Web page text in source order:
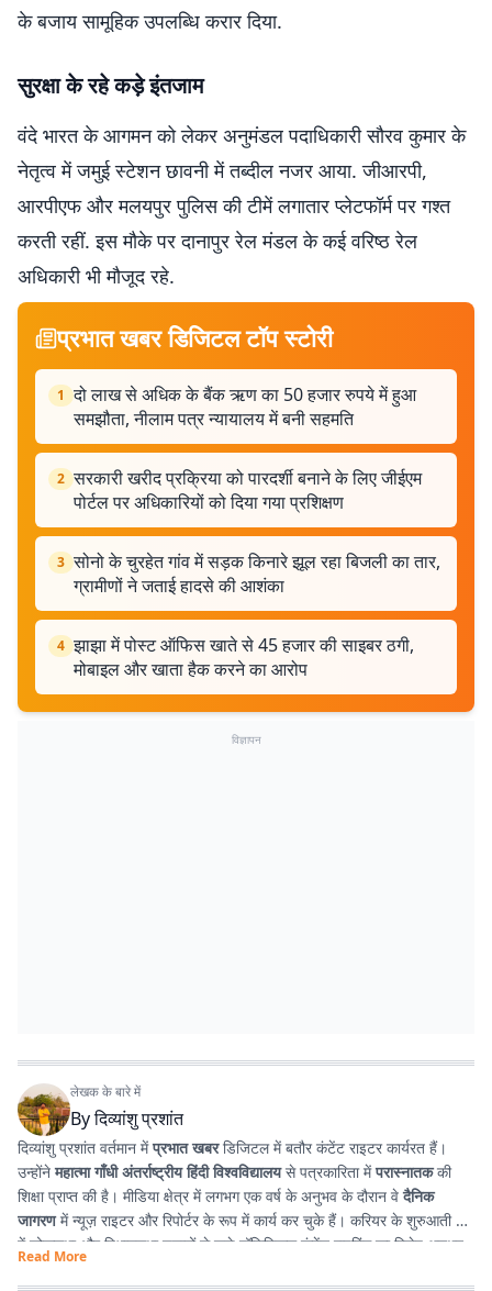
के बजाय सामूहिक उपलब्धि करार दिया.
सुरक्षा के रहे कड़े इंतजाम
वंदे भारत के आगमन को लेकर अनुमंडल पदाधिकारी सौरव कुमार के
नेतृत्व में जमुई स्टेशन छावनी में तब्दील नजर आया. जीआरपी,
आरपीएफ और मलयपुर पुलिस की टीमें लगातार प्लेटफॉर्म पर गश्त
करती रहीं. इस मौके पर दानापुर रेल मंडल के कई वरिष्ठ रेल
अधिकारी भी मौजूद रहे.
प्रभात खबर डिजिटल टॉप स्टोरी
1 दो लाख से अधिक के बैंक ऋण का 50 हजार रुपये में हुआ
समझौता, नीलाम पत्र न्यायालय में बनी सहमति
2 सरकारी खरीद प्रक्रिया को पारदर्शी बनाने के लिए जीईएम
पोर्टल पर अधिकारियों को दिया गया प्रशिक्षण
3 सोनो के चुरहेत गांव में सड़क किनारे झूल रहा बिजली का तार,
ग्रामीणों ने जताई हादसे की आशंका
4 झाझा में पोस्ट ऑफिस खाते से 45 हजार की साइबर ठगी,
मोबाइल और खाता हैक करने का आरोप
विज्ञापन
लेखक के बारे में
Byदिव्यांशु प्रशांत
दिव्यांशु प्रशांत वर्तमान मेंप्रभात खबरडिजिटल में बतौर कंटेंट राइटर कार्यरत हैं।
उन्होंनेमहात्मा गाँधी अंतर्राष्ट्रीय हिंदी विश्वविद्यालयसे पत्रकारिता मेंपरास्नातककी
शिक्षा प्राप्त की है। मीडिया क्षेत्र में लगभग एक वर्ष के अनुभव के दौरान वेदैनिक
जागरणमें न्यूज़ राइटर और रिपोर्टर के रूप में कार्य कर चुके हैं। करियर के शुरुआती दौर
में लोकसभा और विधानसभा चुनावों से जुड़े पॉलिटिकल कंटेंट राइटिंग का विशेष अनुभव
प्राप्त किया। इसके अतिरिक्त उन्होंने
Read More